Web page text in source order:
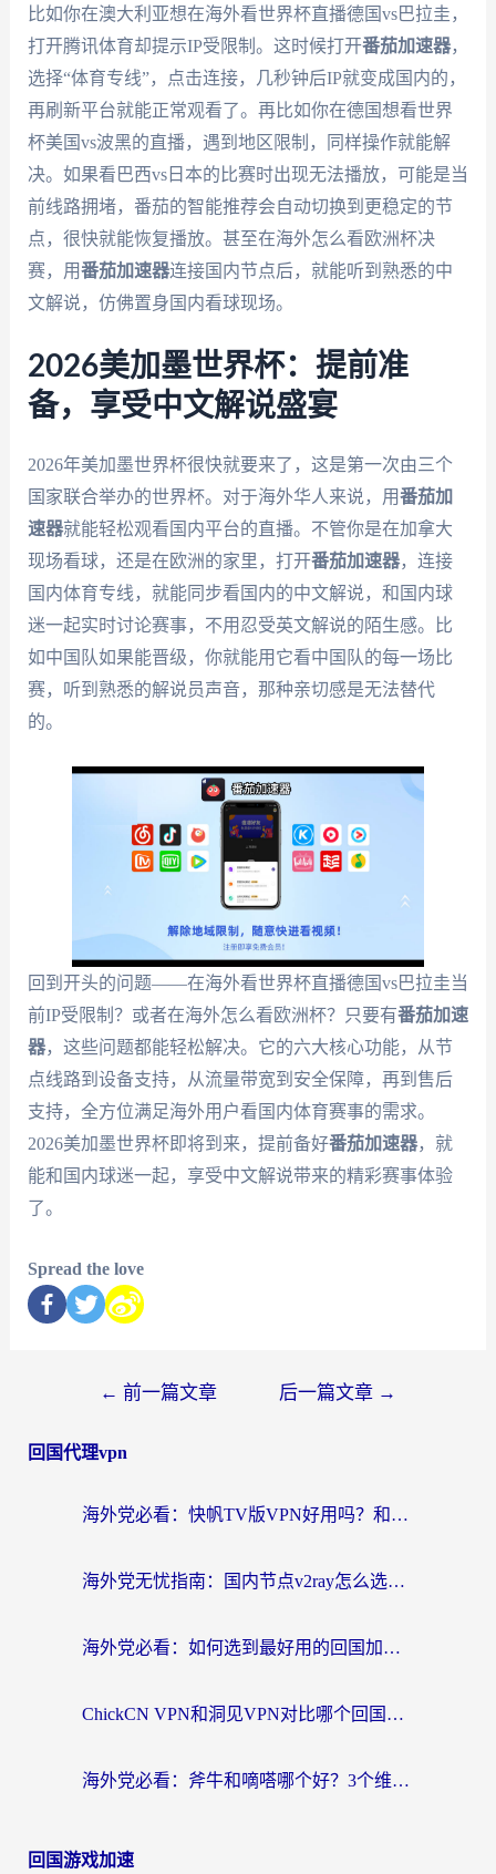
比如你在澳大利亚想在海外看世界杯直播德国vs巴拉圭，
打开腾讯体育却提示IP受限制。这时候打开番茄加速器，
选择“体育专线”，点击连接，几秒钟后IP就变成国内的，
再刷新平台就能正常观看了。再比如你在德国想看世界
杯美国vs波黑的直播，遇到地区限制，同样操作就能解
决。如果看巴西vs日本的比赛时出现无法播放，可能是当
前线路拥堵，番茄的智能推荐会自动切换到更稳定的节
点，很快就能恢复播放。甚至在海外怎么看欧洲杯决
赛，用番茄加速器连接国内节点后，就能听到熟悉的中
文解说，仿佛置身国内看球现场。
2026美加墨世界杯：提前准
备，享受中文解说盛宴
2026年美加墨世界杯很快就要来了，这是第一次由三个
国家联合举办的世界杯。对于海外华人来说，用番茄加
速器就能轻松观看国内平台的直播。不管你是在加拿大
现场看球，还是在欧洲的家里，打开番茄加速器，连接
国内体育专线，就能同步看国内的中文解说，和国内球
迷一起实时讨论赛事，不用忍受英文解说的陌生感。比
如中国队如果能晋级，你就能用它看中国队的每一场比
赛，听到熟悉的解说员声音，那种亲切感是无法替代
的。
回到开头的问题——在海外看世界杯直播德国vs巴拉圭当
前IP受限制？或者在海外怎么看欧洲杯？只要有番茄加速
器，这些问题都能轻松解决。它的六大核心功能，从节
点线路到设备支持，从流量带宽到安全保障，再到售后
支持，全方位满足海外用户看国内体育赛事的需求。
2026美加墨世界杯即将到来，提前备好番茄加速器，就
能和国内球迷一起，享受中文解说带来的精彩赛事体验
了。
Spread the love
← 前一篇文章 后一篇文章 →
回国代理vpn
海外党必看：快帆TV版VPN好用吗？和快游VPN对比哪个回国效果更好？附实用避坑指南
海外党无忧指南：国内节点v2ray怎么选？一键回国VPN+多场景实测帮你避坑
海外党必看：如何选到最好用的回国加速器？从节点到售后的全维度指南
ChickCN VPN和洞见VPN对比哪个回国效果更好？海外党亲测3款加速器+避坑指南
海外党必看：斧牛和嘀嗒哪个好？3个维度教你选对回国加速器
回国游戏加速